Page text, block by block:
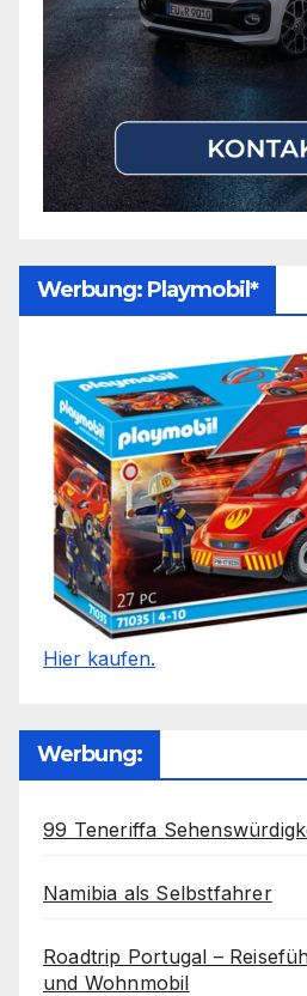
Werbung: Playmobil*
Hier kaufen.
Werbung:
99 Teneriffa
Namibia als Selbstfahrer
Roadtrip Portugal –
und Wohnmobil